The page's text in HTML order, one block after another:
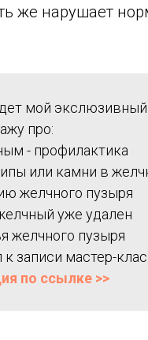
же нарушает
мой экслюзивный
про:
- профилактика
или камни в
желчного пузыря
уже удален
желчного пузыря
записи мастер-
по ссылке >>